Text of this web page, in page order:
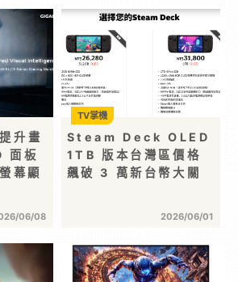
升畫
面板
幕顯
06/08
Steam Deck OLED
1TB 版本台灣區價格
飆破 3 萬新台幣大關
2026/06/01
TV掌機